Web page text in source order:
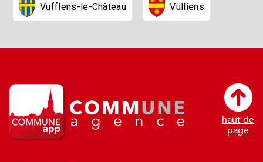
Vufflens-le-Château Vulliens
haut de
page